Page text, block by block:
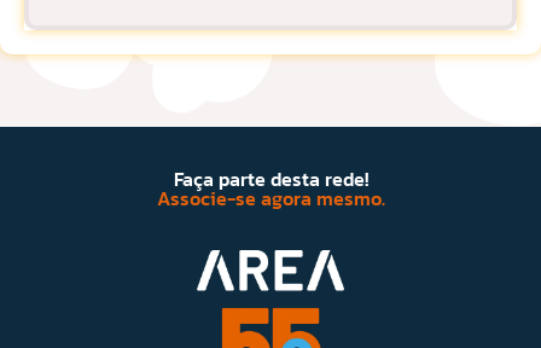
Faça parte desta rede!
Associe-se agora mesmo.